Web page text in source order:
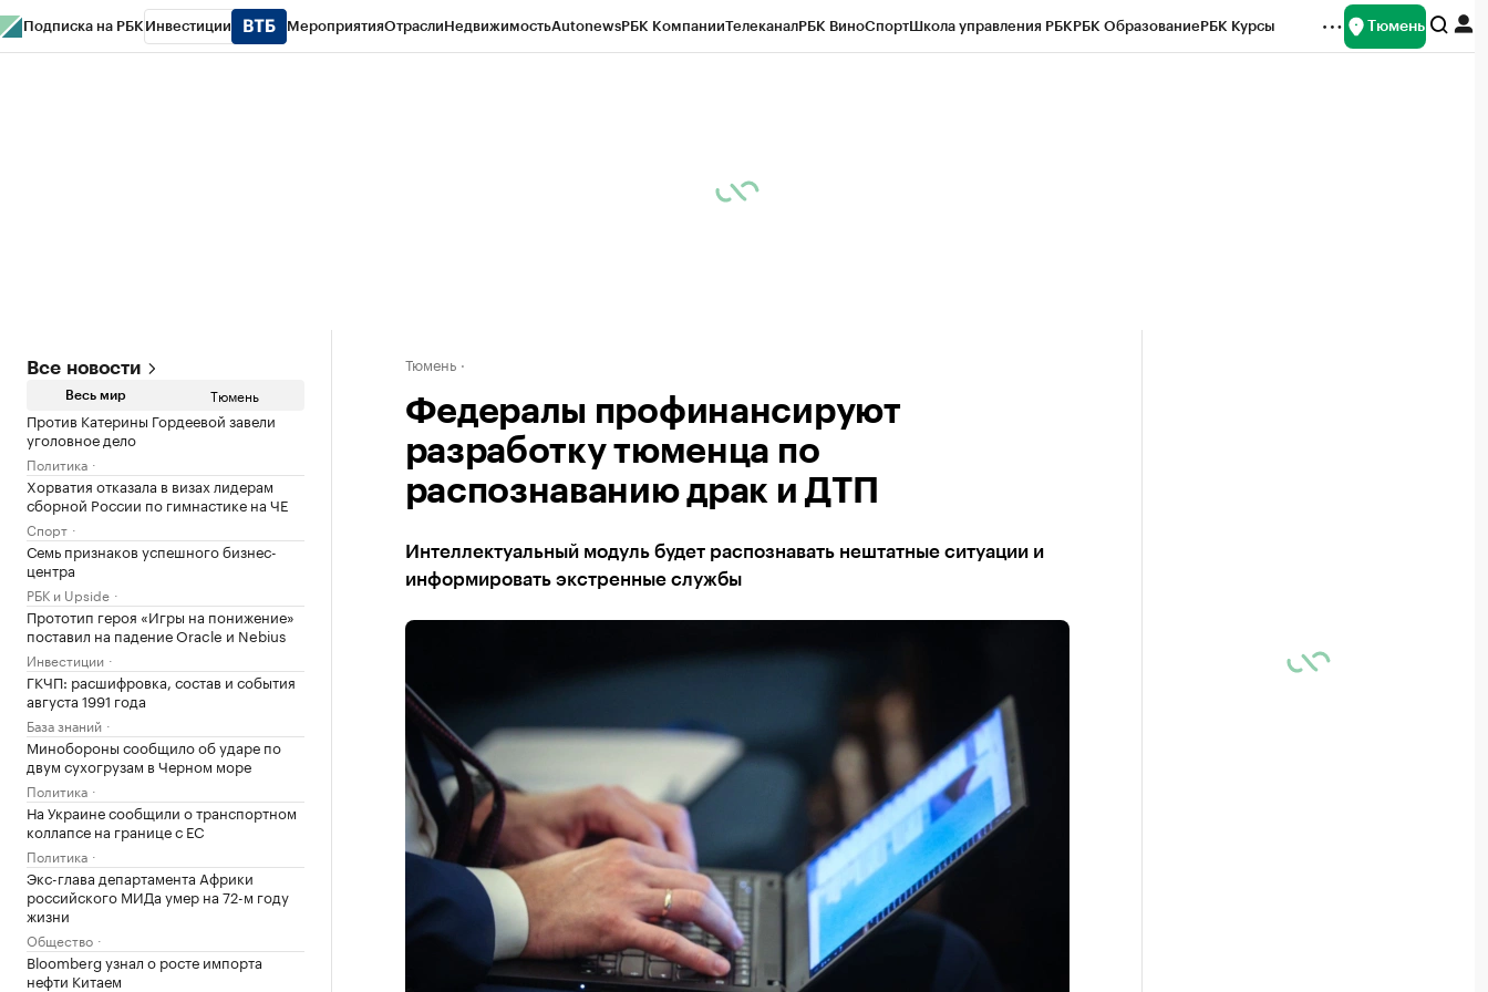
Подписка на РБК Инвестиции МероприятияОтраслиНедвижимостьAutonewsРБК КомпанииТелеканалРБК ВиноСпортШкола управления РБКРБК ОбразованиеРБК Курсы Тюмень
Все новости
Весь мир Тюмень
Против Катерины Гордеевой завели
уголовное дело
Политика
Хорватия отказала в визах лидерам
сборной России по гимнастике на ЧЕ
Спорт
Семь признаков успешного бизнес-
центра
РБК и Upside
Прототип героя «Игры на понижение»
поставил на падение Oracle и Nebius
Инвестиции
ГКЧП: расшифровка, состав и события
августа 1991 года
База знаний
Минобороны сообщило об ударе по
двум сухогрузам в Черном море
Политика
На Украине сообщили о транспортном
коллапсе на границе с ЕС
Политика
Экс-глава департамента Африки
российского МИДа умер на 72-м году
жизни
Общество
Bloomberg узнал о росте импорта
нефти Китаем
Тюмень
Федералы профинансируют
разработку тюменца по
распознаванию драк и ДТП
Интеллектуальный модуль будет распознавать нештатные ситуации и
информировать экстренные службы